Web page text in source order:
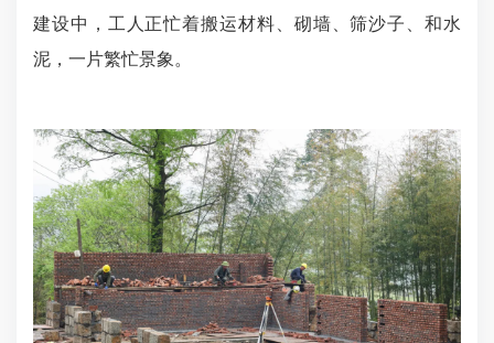
建设中，工人正忙着搬运材料、砌墙、筛沙子、和水
泥，一片繁忙景象。